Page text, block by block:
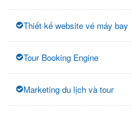
Thiết kế website vé máy bay
Tour Booking Engine
Marketing du lịch và tour